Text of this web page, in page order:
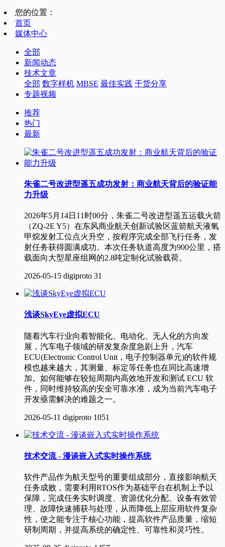
您的位置：
首页
媒体中心
全部
新闻动态
技术文章
全部 数字样机 MBSE 最佳实践 干货分享
专题视频
推荐
热门
最新
朱雀二号改进型遥五成功发射：商业航天背后的验证能
力升级
2026年5月14日11时00分，朱雀二号改进型遥五运载火箭
（ZQ-2E Y5）在东风商业航天创新试验区蓝箭航天液氧
甲烷发射工位点火升空，按程序完成全部飞行任务，发
射任务获得圆满成功。本次任务轨道高度为900公里，搭
载面向大型星座组网的2.8吨定制化试验载荷。
2026-05-15 digiproto 31
浅谈SkyEye虚拟ECU
随着汽车行业向着智能化、电动化、无人化的方向发
展，汽车电子领域的研发复杂度急剧上升，汽车
ECU(Electronic Control Unit，电子控制器单元)的软件规
模也越来越大，其测量、标定等任务也在同比高速增
加。如何能够在较短周期内高效地开发和测试 ECU 软
件，同时维持较高的安全可靠水准，成为当前汽车电子
开发亟需解决的难题之一。
2026-05-11 digiproto 1051
技术交流 - 漫谈嵌入式实时操作系统
软件产品作为航天型号的重要组成部分，直接影响航天
任务成败，需要利用RTOS作为基础平台在机制上予以
保障，完成任务实时调度、资源优化分配、设备有效管
理、故障快速捕获与处理，从而降低上层应用软件复杂
性，使之能专注于核心功能，提高软件产品质量，缩短
研制周期，并提高系统的确定性、可靠性和灵巧性。